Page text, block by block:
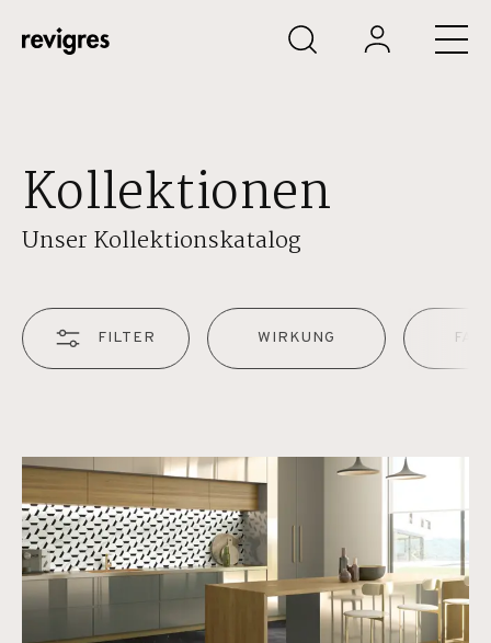
Zum Hauptinhalt springen
Kollektionen
Unser Kollektionskatalog
FILTER WIRKUNG